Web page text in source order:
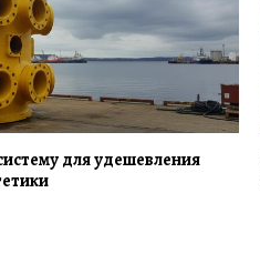
для удешевления